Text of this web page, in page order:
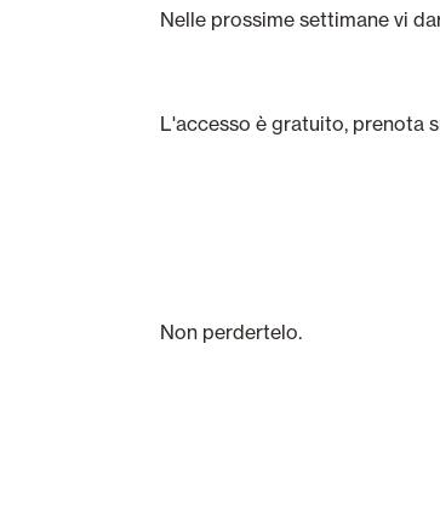
Nelle prossime settimane vi
L'accesso è gratuito, prenota
Non perdertelo.